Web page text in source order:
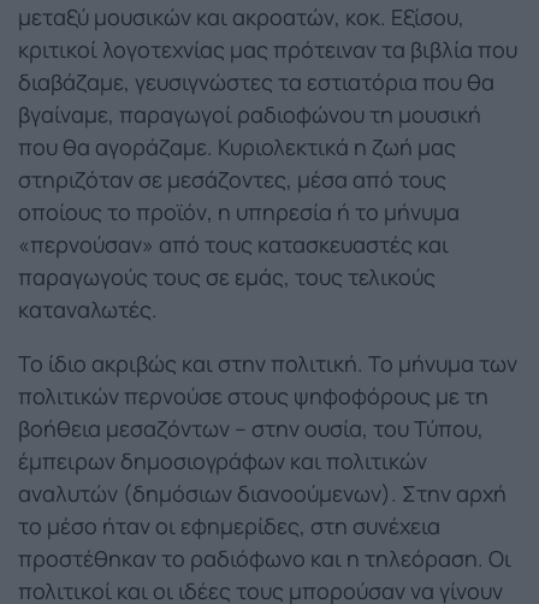
μεταξύ μουσικών και ακροατών, κοκ. Εξίσου,
κριτικοί λογοτεχνίας μας πρότειναν τα βιβλία που
διαβάζαμε, γευσιγνώστες τα εστιατόρια που θα
βγαίναμε, παραγωγοί ραδιοφώνου τη μουσική
που θα αγοράζαμε. Κυριολεκτικά η ζωή μας
στηριζόταν σε μεσάζοντες, μέσα από τους
οποίους το προϊόν, η υπηρεσία ή το μήνυμα
«περνούσαν» από τους κατασκευαστές και
παραγωγούς τους σε εμάς, τους τελικούς
καταναλωτές.
Το ίδιο ακριβώς και στην πολιτική. Το μήνυμα των
πολιτικών περνούσε στους ψηφοφόρους με τη
βοήθεια μεσαζόντων – στην ουσία, του Τύπου,
έμπειρων δημοσιογράφων και πολιτικών
αναλυτών (δημόσιων διανοούμενων). Στην αρχή
το μέσο ήταν οι εφημερίδες, στη συνέχεια
προστέθηκαν το ραδιόφωνο και η τηλεόραση. Οι
πολιτικοί και οι ιδέες τους μπορούσαν να γίνουν